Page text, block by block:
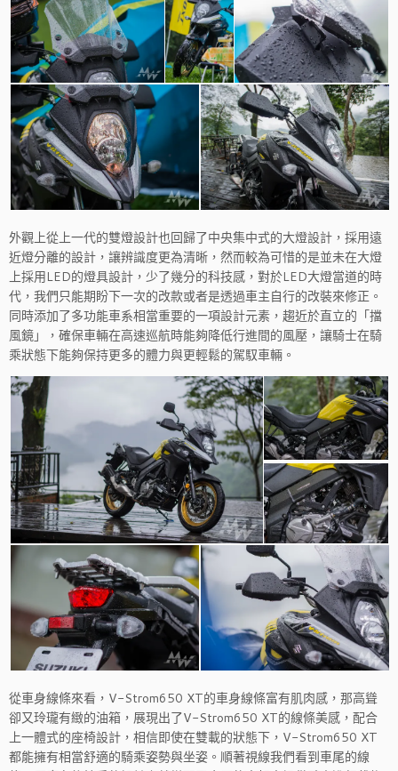
外觀上從上一代的雙燈設計也回歸了中央集中式的大燈設計，採用遠
近燈分離的設計，讓辨識度更為清晰，然而較為可惜的是並未在大燈
上採用LED的燈具設計，少了幾分的科技感，對於LED大燈當道的時
代，我們只能期盼下一次的改款或者是透過車主自行的改裝來修正。
同時添加了多功能車系相當重要的一項設計元素，趨近於直立的「擋
風鏡」，確保車輛在高速巡航時能夠降低行進間的風壓，讓騎士在騎
乘狀態下能夠保持更多的體力與更輕鬆的駕馭車輛。
從車身線條來看，V-Strom650 XT的車身線條富有肌肉感，那高聳
卻又玲瓏有緻的油箱，展現出了V-Strom650 XT的線條美感，配合
上一體式的座椅設計，相信即使在雙載的狀態下，V-Strom650 XT
都能擁有相當舒適的騎乘姿勢與坐姿。順著視線我們看到車尾的線